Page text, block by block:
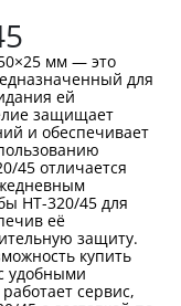
мм — это
для
ей
защищает
и обеспечивает
45 отличается
НТ-320/45 для
её
защиту.
купить
удобными
сервис,